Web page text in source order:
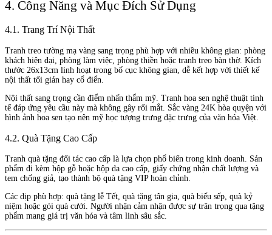
4. Công Năng và Mục Đích Sử Dụng
4.1. Trang Trí Nội Thất
Tranh treo tường mạ vàng sang trọng phù hợp với nhiều không gian: phòng
khách hiện đại, phòng làm việc, phòng thiền hoặc tranh treo bàn thờ. Kích
thước 26x13cm linh hoạt trong bố cục không gian, dễ kết hợp với thiết kế
nội thất tối giản hay cổ điển.
Nội thất sang trọng cần điểm nhấn thẩm mỹ. Tranh hoa sen nghệ thuật tinh
tế đáp ứng yêu cầu này mà không gây rối mắt. Sắc vàng 24K hòa quyện với
hình ảnh hoa sen tạo nên mỹ học tượng trưng đặc trưng của văn hóa Việt.
4.2. Quà Tặng Cao Cấp
Tranh quà tặng đối tác cao cấp là lựa chọn phổ biến trong kinh doanh. Sản
phẩm đi kèm hộp gỗ hoặc hộp da cao cấp, giấy chứng nhận chất lượng và
tem chống giả, tạo thành bộ quà tặng VIP hoàn chỉnh.
Các dịp phù hợp: quà tặng lễ Tết, quà tặng tân gia, quà biếu sếp, quà kỷ
niệm hoặc gói quà cưới. Người nhận cảm nhận được sự trân trọng qua tặng
phẩm mang giá trị văn hóa và tâm linh sâu sắc.